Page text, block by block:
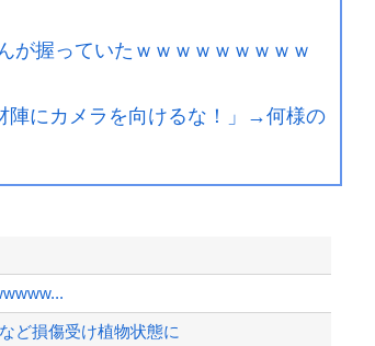
が握っていたｗｗｗｗｗｗｗｗｗ
陣にカメラを向けるな！」→何様の
ど損傷受け植物状態に